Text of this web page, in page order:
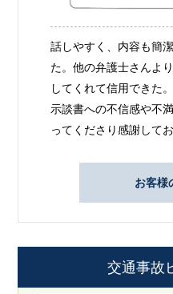
話しやすく、内容も簡
た。他の弁護士さんよ
してくれて信用できた
示談書への不信感や不
ってくださり感謝してお
お客様
交通事故